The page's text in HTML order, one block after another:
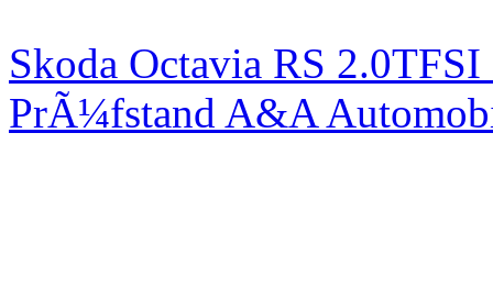
Skoda Octavia RS
PrÃ¼fstand A&A